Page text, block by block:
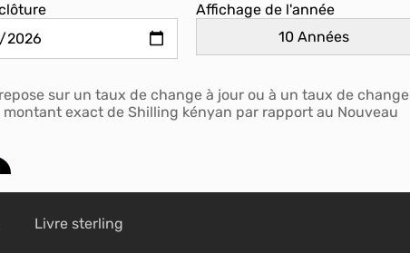
Affichage de l'année
sur un taux de change à jour ou à un taux de change
exact de Shilling kényan par rapport au Nouveau
Livre sterling